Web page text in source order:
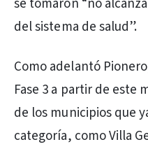
se tomaron “no
del sistema de salud”.
Como adelantó
Fase 3 a partir de este
de los municipios que
categoría, como Villa